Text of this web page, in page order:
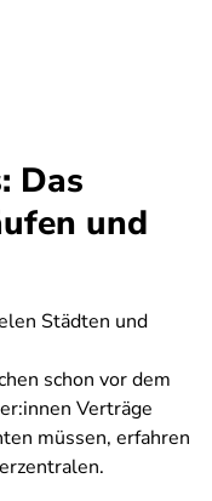
Das
und
Städten und
schon vor dem
Verträge
müssen, erfahren